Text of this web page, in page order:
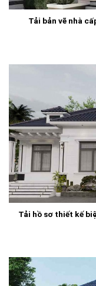
Tải bản vẽ nhà
Tải hồ sơ thiết kế